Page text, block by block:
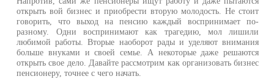
открыть вой бизнес и приобрести вторую молодость. Не стоит
говорить, что выход на пенсию каждый воспринимает по-
разному. Одни воспринимают как трагедию, мол лишили
любимой работы. Вторые наоборот рады и уделяют внимания
больше внуками и своей семье. А некоторые даже решаются
открыть свое дело. Давайте рассмотрим как организовать бизнес
пенсионеру, точнее с чего начать.